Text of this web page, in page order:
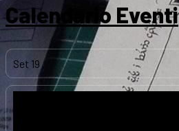
Calendario Eventi
Set 19